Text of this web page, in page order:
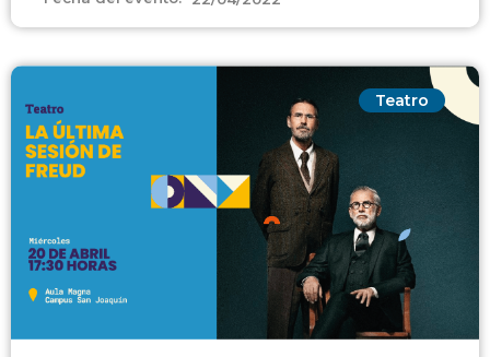
Teatro